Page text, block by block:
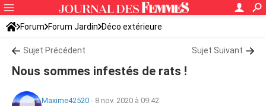
Forum Forum Jardin Déco extérieure
Comment se débarrasser de...
Sujet Précédent Sujet Suivant
Nous sommes infestés de rats !
Maxime42520 - 8 nov. 2020 à 09:42